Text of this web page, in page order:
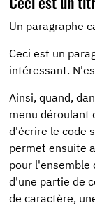
Un paragraphe
Ceci est un
intéressant.
Ainsi, quand,
menu déroulant
d'écrire le code
permet ensuite
pour l'ensemble
d'une partie de
de caractère,